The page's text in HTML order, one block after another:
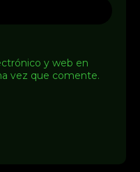
y web en
vez que comente.